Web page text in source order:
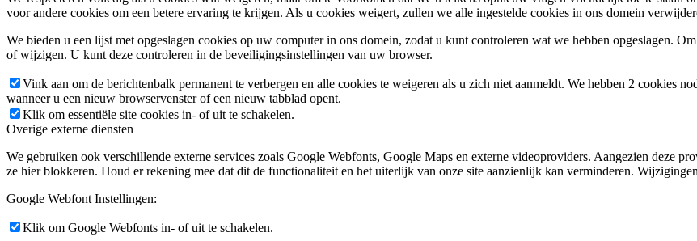
voor andere cookies om een betere ervaring te krijgen. Als u cookies weigert, zullen we alle ingestelde cookies in ons domein
We bieden u een lijst met opgeslagen cookies op uw computer in ons domein, zodat u kunt controleren wat we hebben opgeslagen.
of wijzigen. U kunt deze controleren in de beveiligingsinstellingen van uw browser.
Vink aan om de berichtenbalk permanent te verbergen en alle cookies te weigeren als u zich niet aanmeldt. We hebben 2 cookies
wanneer u een nieuw browservenster of een nieuw tabblad opent.
Klik om essentiële site cookies in- of uit te schakelen.
Overige externe diensten
We gebruiken ook verschillende externe services zoals Google Webfonts, Google Maps en externe videoproviders. Aangezien deze
ze hier blokkeren. Houd er rekening mee dat dit de functionaliteit en het uiterlijk van onze site aanzienlijk kan verminderen.
Google Webfont Instellingen:
Klik om Google Webfonts in- of uit te schakelen.